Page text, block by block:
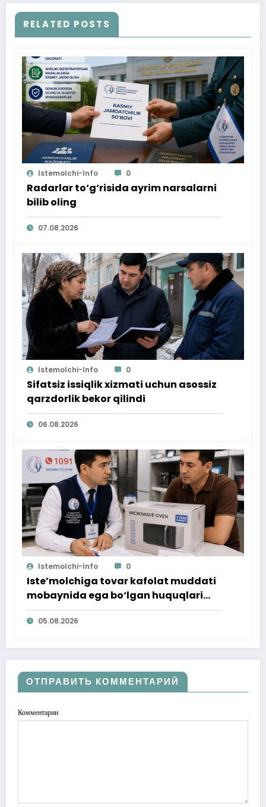
RELATED POSTS
Istemolchi-Info 0
Radarlar to‘g‘risida ayrim narsalarni
bilib oling
07.08.2026
Istemolchi-Info 0
Sifatsiz issiqlik xizmati uchun asossiz
qarzdorlik bekor qilindi
06.08.2026
Istemolchi-Info 0
Iste’molchiga tovar kafolat muddati
mobaynida ega bo‘lgan huquqlari
ta’minlab berildi
05.08.2026
ОТПРАВИТЬ КОММЕНТАРИЙ
Комментарии